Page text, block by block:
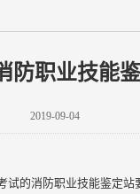
防职业技能
2019-09-04